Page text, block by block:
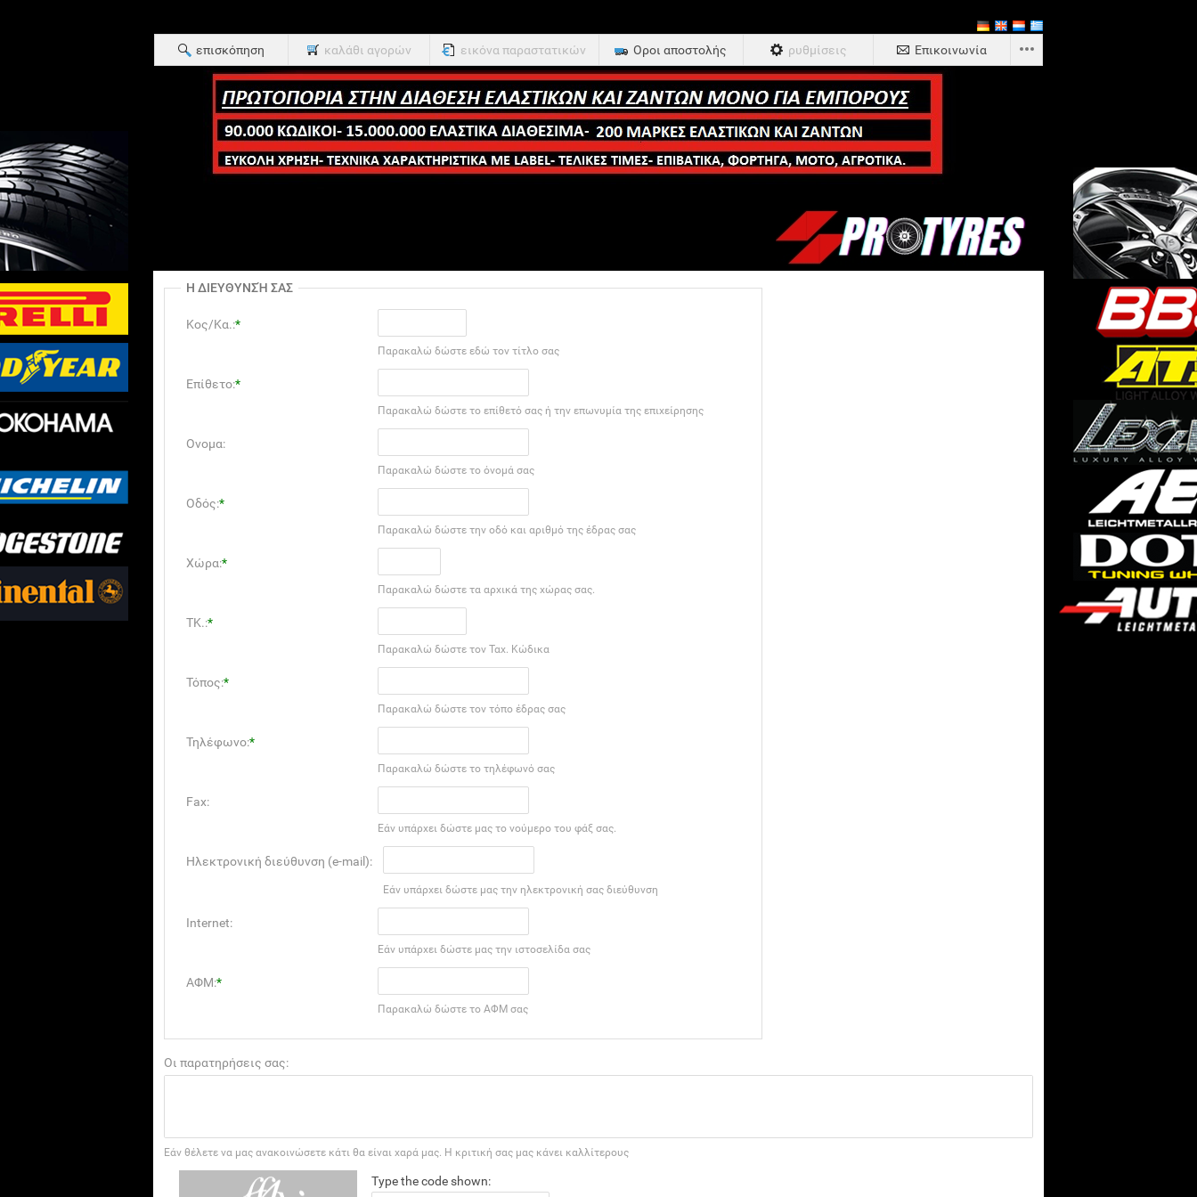
επισκόπηση καλάθι αγορών εικόνα παραστατικών Οροι αποστολής ρυθμίσεις Επικοινωνία Item
Η ΔΙΕΥΘΥΝΣΉ ΣΑΣ
Κος/Κα.:*
Παρακαλώ δώστε εδώ τον τίτλο σας
Επίθετο:*
Παρακαλώ δώστε το επίθετό σας ή την επωνυμία της επιχείρησης
Ονομα:
Παρακαλώ δώστε το όνομά σας
Οδός:*
Παρακαλώ δώστε την οδό και αριθμό της έδρας σας
Χώρα:*
Παρακαλώ δώστε τα αρχικά της χώρας σας.
ΤΚ.:*
Παρακαλώ δώστε τον Ταχ. Κώδικα
Τόπος:*
Παρακαλώ δώστε τον τόπο έδρας σας
Τηλέφωνο:*
Παρακαλώ δώστε το τηλέφωνό σας
Fax:
Εάν υπάρχει δώστε μας το νούμερο του φάξ σας.
Ηλεκτρονική διεύθυνση (e-mail):
Εάν υπάρχει δώστε μας την ηλεκτρονική σας διεύθυνση
Internet:
Εάν υπάρχει δώστε μας την ιστοσελίδα σας
ΑΦΜ:*
Παρακαλώ δώστε το ΑΦΜ σας
Οι παρατηρήσεις σας:
Εάν θέλετε να μας ανακοινώσετε κάτι θα είναι χαρά μας. Η κριτική σας μας κάνει καλλίτερους
Type the code shown: